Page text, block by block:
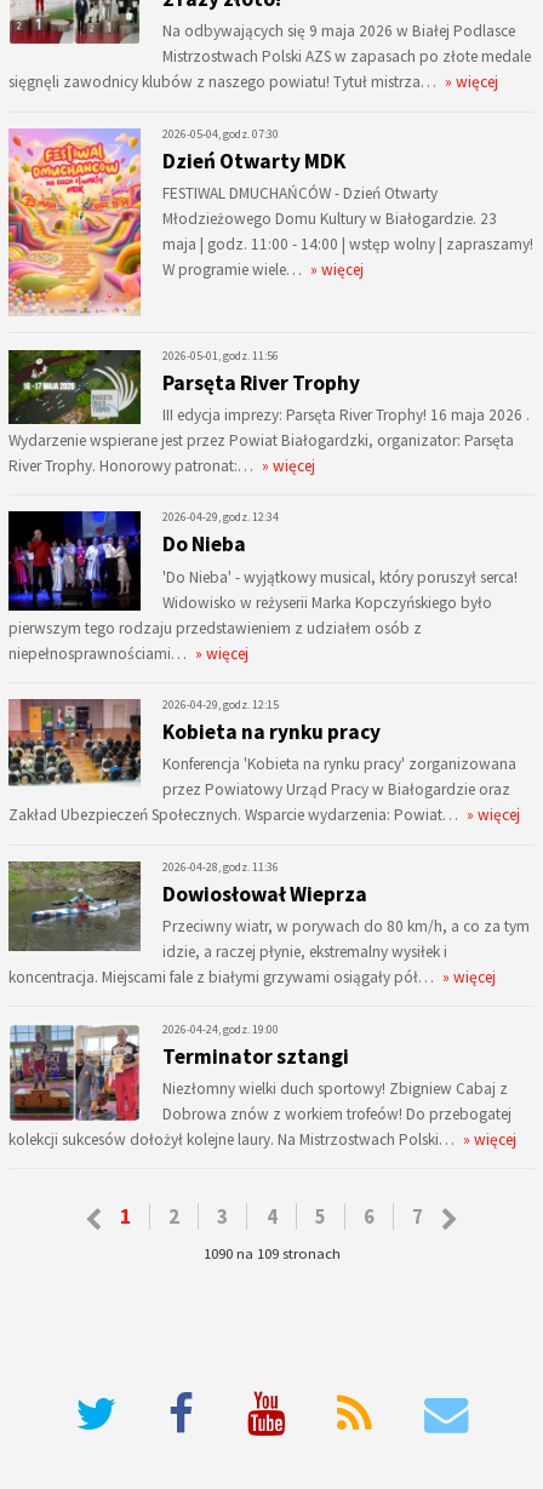
Na odbywających się 9 maja 2026 w Białej Podlasce
Mistrzostwach Polski AZS w zapasach po złote medale
sięgnęli zawodnicy klubów z naszego powiatu! Tytuł mistrza… » więcej
2026-05-04, godz. 07:30
Dzień Otwarty MDK
FESTIWAL DMUCHAŃCÓW - Dzień Otwarty
Młodzieżowego Domu Kultury w Białogardzie. 23
maja | godz. 11:00 - 14:00 | wstęp wolny | zapraszamy!
W programie wiele… » więcej
2026-05-01, godz. 11:56
Parsęta River Trophy
III edycja imprezy: Parsęta River Trophy! 16 maja 2026 .
Wydarzenie wspierane jest przez Powiat Białogardzki, organizator: Parsęta
River Trophy. Honorowy patronat:… » więcej
2026-04-29, godz. 12:34
Do Nieba
'Do Nieba' - wyjątkowy musical, który poruszył serca!
Widowisko w reżyserii Marka Kopczyńskiego było
pierwszym tego rodzaju przedstawieniem z udziałem osób z
niepełnosprawnościami… » więcej
2026-04-29, godz. 12:15
Kobieta na rynku pracy
Konferencja 'Kobieta na rynku pracy' zorganizowana
przez Powiatowy Urząd Pracy w Białogardzie oraz
Zakład Ubezpieczeń Społecznych. Wsparcie wydarzenia: Powiat… » więcej
2026-04-28, godz. 11:36
Dowiosłował Wieprza
Przeciwny wiatr, w porywach do 80 km/h, a co za tym
idzie, a raczej płynie, ekstremalny wysiłek i
koncentracja. Miejscami fale z białymi grzywami osiągały pół… » więcej
2026-04-24, godz. 19:00
Terminator sztangi
Niezłomny wielki duch sportowy! Zbigniew Cabaj z
Dobrowa znów z workiem trofeów! Do przebogatej
kolekcji sukcesów dołożył kolejne laury. Na Mistrzostwach Polski… » więcej
1 2 3 4 5 6 7
1090 na 109 stronach